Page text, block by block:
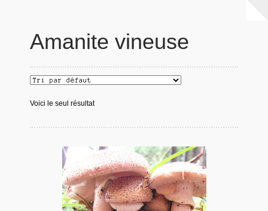
Amanite vineuse
Voici le seul résultat